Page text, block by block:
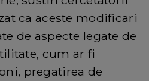
ca aceste modificari
de aspecte legate de
cum ar fi
pregatirea de